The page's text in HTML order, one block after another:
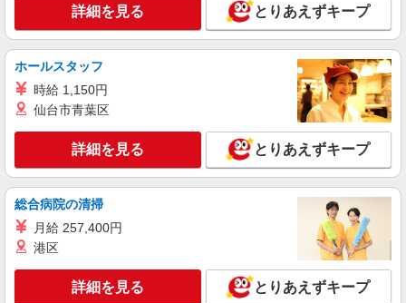
により時給を見直します。 ※アルバイト賞与（寸
志）：あり 年2回。勤続年数により金額UP。
イリーゼ葛飾水元 （東京都葛飾区西水元6丁目
2‐6）
キープ 詳細を見る
正社員
株式会社HITOWA フードサービスカンパニー
福祉施設での調理師（チーフ候補）【正社員】
月給25万円〜30万円 ※給与は経験や前職給与
に応じて決定します。 賞与年2回
ミアヘルサオアシス東新小岩 （東京都葛飾区
キープ 詳細を見る
詳細を見る とりあえずキープ
ホールスタッフ
時給 1,150円
仙台市青葉区
詳細を見る とりあえずキープ
総合病院の清掃
月給 257,400円
港区
詳細を見る とりあえずキープ